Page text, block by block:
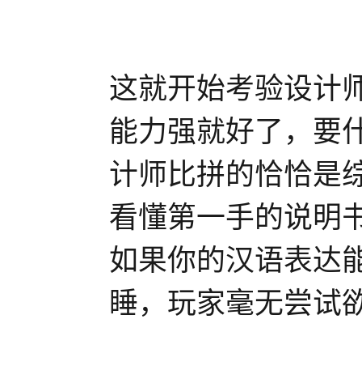
这就开始考验设计
能力强就好了，要
计师比拼的恰恰是
看懂第一手的说明
如果你的汉语表达
睡，玩家毫无尝试